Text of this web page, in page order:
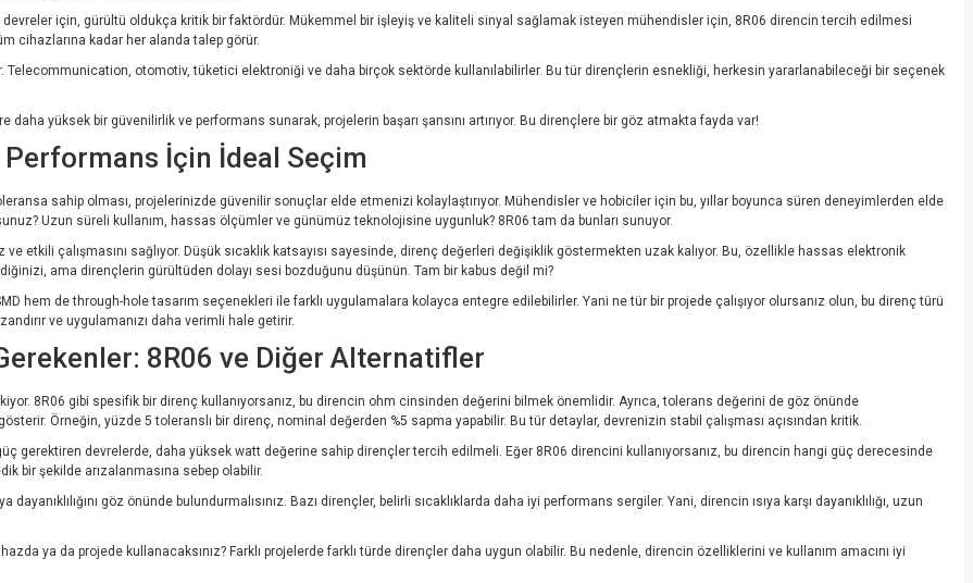
için, gürültü oldukça kritik bir faktördür. Mükemmel bir işleyiş ve kaliteli sinyal sağlamak isteyen mühendisler için, 8R06 direncin tercih edilmesi
cihazlarına kadar her alanda talep görür.
otomotiv, tüketici elektroniği ve daha birçok sektörde kullanılabilirler. Bu tür dirençlerin esnekliği, herkesin yararlanabileceği bir seçenek
yüksek bir güvenilirlik ve performans sunarak, projelerin başarı şansını artırıyor. Bu dirençlere bir göz atmakta fayda var!
İçin İdeal Seçim
sahip olması, projelerinizde güvenilir sonuçlar elde etmenizi kolaylaştırıyor. Mühendisler ve hobiciler için bu, yıllar boyunca süren deneyimlerden elde
Uzun süreli kullanım, hassas ölçümler ve günümüz teknolojisine uygunluk? 8R06 tam da bunları sunuyor.
etkili çalışmasını sağlıyor. Düşük sıcaklık katsayısı sayesinde, direnç değerleri değişiklik göstermekten uzak kalıyor. Bu, özellikle hassas elektronik
ama dirençlerin gürültüden dolayı sesi bozduğunu düşünün. Tam bir kabus değil mi?
hem de through-hole tasarım seçenekleri ile farklı uygulamalara kolayca entegre edilebilirler. Yani ne tür bir projede çalışıyor olursanız olun, bu direnç türü
ve uygulamanızı daha verimli hale getirir.
8R06 ve Diğer Alternatifler
8R06 gibi spesifik bir direnç kullanıyorsanız, bu direncin ohm cinsinden değerini bilmek önemlidir. Ayrıca, tolerans değerini de göz önünde
Örneğin, yüzde 5 toleranslı bir direnç, nominal değerden %5 sapma yapabilir. Bu tür detaylar, devrenizin stabil çalışması açısından kritik.
gerektiren devrelerde, daha yüksek watt değerine sahip dirençler tercih edilmeli. Eğer 8R06 direncini kullanıyorsanız, bu direncin hangi güç derecesinde
bir şekilde arızalanmasına sebep olabilir.
göz önünde bulundurmalısınız. Bazı dirençler, belirli sıcaklıklarda daha iyi performans sergiler. Yani, direncin ısıya karşı dayanıklılığı, uzun
ya da projede kullanacaksınız? Farklı projelerde farklı türde dirençler daha uygun olabilir. Bu nedenle, direncin özelliklerini ve kullanım amacını iyi